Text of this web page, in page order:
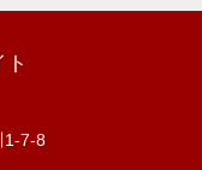
1-7-8